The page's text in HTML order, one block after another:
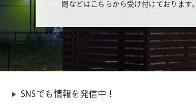
問などはこちらから受け付けております。
SNSでも情報を発信中！